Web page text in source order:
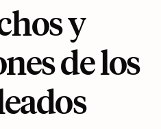
y
de los